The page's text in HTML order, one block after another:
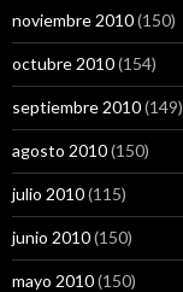
noviembre 2010(150)
octubre 2010(154)
septiembre 2010(149)
agosto 2010(150)
julio 2010(115)
junio 2010(150)
mayo 2010(150)